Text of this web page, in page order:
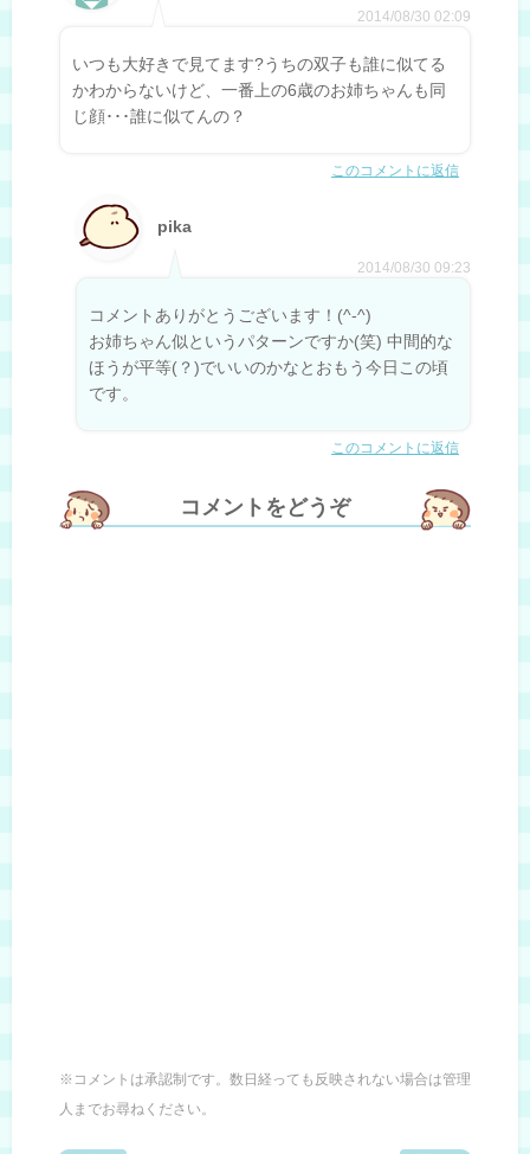
2014/08/30 02:09
いつも大好きで見てます?うちの双子も誰に似てる
かわからないけど、一番上の6歳のお姉ちゃんも同
じ顔･･･誰に似てんの？
このコメントに返信
pika
2014/08/30 09:23
コメントありがとうございます！(^-^)
お姉ちゃん似というパターンですか(笑) 中間的な
ほうが平等(？)でいいのかなとおもう今日この頃
です。
このコメントに返信
コメントをどうぞ
※コメントは承認制です。数日経っても反映されない場合は管理
人までお尋ねください。